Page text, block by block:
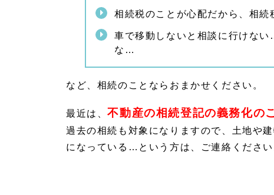
相続税のことが心配だから、相
車で移動しないと相談に行けな
な…
など、相続のことならおまかせください。
最近は、不動産の相続登記の義務化の
過去の相続も対象になりますので、土地や
になっている…という方は、ご連絡ください